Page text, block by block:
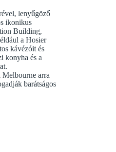
lenyűgöző
ikonikus
Building,
a Hosier
kávézóit és
konyha és a
arra
barátságos